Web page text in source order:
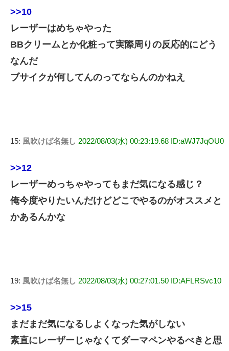
>>10
レーザーはめちゃやった
BBクリームとか化粧って実際周りの反応的にどう
なんだ
ブサイクが何してんのってならんのかねえ
15: 風吹けば名無し 2022/08/03(水) 00:23:19.68 ID:aWJ7JqOU0
>>12
レーザーめっちゃやってもまだ気になる感じ？
俺今度やりたいんだけどどこでやるのがオススメと
かあるんかな
19: 風吹けば名無し 2022/08/03(水) 00:27:01.50 ID:AFLRSvc10
>>15
まだまだ気になるしよくなった気がしない
素直にレーザーじゃなくてダーマペンやるべきと思